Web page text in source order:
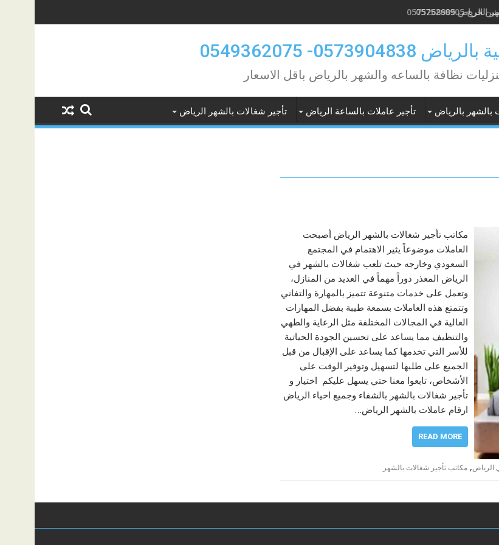
0575268905
0549362075
نظافة بالساعه والشهر بالرياض باقل الاسعار
بالشهر بالرياض تأجير عاملات بالساعة الرياض تأجير شغالات بالشهر الرياض
مكاتب تأجير شغالات بالشهر الرياض أصبحت
العاملات موضوعاً يثير الاهتمام في المجتمع
السعودي وخارجه حيث تلعب شغالات بالشهر في
الرياض المعذر دوراً مهماً في العديد من المنازل،
وتعمل على خدمات متنوعة تتميز بالمهارة والتفاني
وتتمتع هذه العاملات بسمعة طيبة بفضل المهارات
العالية في المجالات المختلفة مثل الرعاية والطهي
والتنظيف مما يساعد على تحسين الجودة الحياتية
للأسر التي تخدمها كما يساعد على الإقبال من قبل
الجميع على طلبها لتسهيل وتوفير الوقت على
الأشخاص، تابعوا معنا حتي يسهل عليكم اختيار و
تأجير شغالات بالشهر بالشفاء وجميع احياء الرياض
ارقام عاملات بالشهر الرياض…
READ MORE
الرياض, مكاتب تأجير شغالات بالشهر